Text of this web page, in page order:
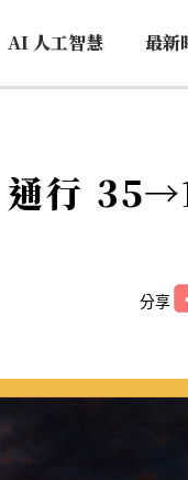
AI 人工智慧 最新
通行
分享